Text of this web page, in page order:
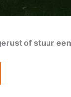
of stuur een